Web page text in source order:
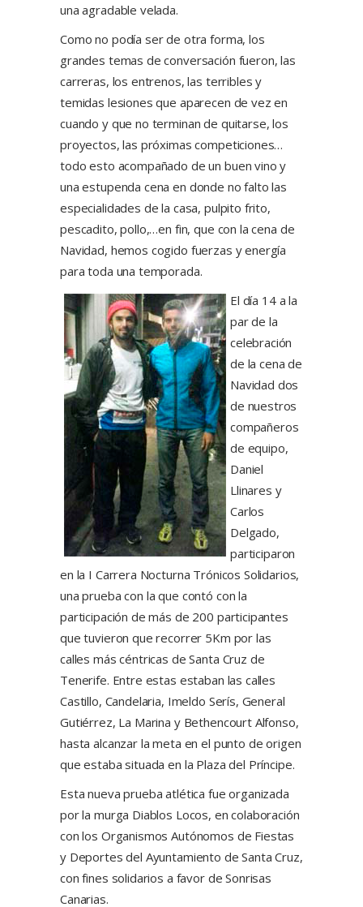
una agradable velada.
Como no podía ser de otra forma, los
grandes temas de conversación fueron, las
carreras, los entrenos, las terribles y
temidas lesiones que aparecen de vez en
cuando y que no terminan de quitarse, los
proyectos, las próximas competiciones…
todo esto acompañado de un buen vino y
una estupenda cena en donde no falto las
especialidades de la casa, pulpito frito,
pescadito, pollo,…en fin, que con la cena de
Navidad, hemos cogido fuerzas y energía
para toda una temporada.
El día 14 a la
par de la
celebración
de la cena de
Navidad dos
de nuestros
compañeros
de equipo,
Daniel
Llinares y
Carlos
Delgado,
participaron
en la I Carrera Nocturna Trónicos Solidarios,
una prueba con la que contó con la
participación de más de 200 participantes
que tuvieron que recorrer 5Km por las
calles más céntricas de Santa Cruz de
Tenerife. Entre estas estaban las calles
Castillo, Candelaria, Imeldo Serís, General
Gutiérrez, La Marina y Bethencourt Alfonso,
hasta alcanzar la meta en el punto de origen
que estaba situada en la Plaza del Príncipe.
Esta nueva prueba atlética fue organizada
por la murga Diablos Locos, en colaboración
con los Organismos Autónomos de Fiestas
y Deportes del Ayuntamiento de Santa Cruz,
con fines solidarios a favor de Sonrisas
Canarias.